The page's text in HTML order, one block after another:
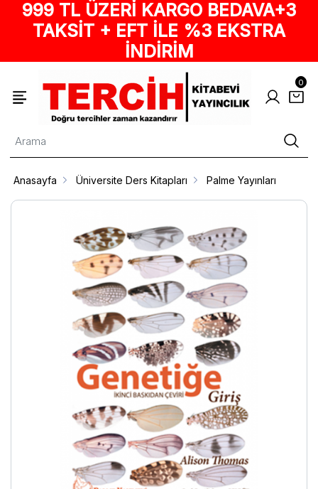
999 TL ÜZERİ KARGO BEDAVA+3
TAKSİT + EFT İLE %3 EKSTRA
İNDİRİM
0
Anasayfa Üniversite Ders Kitapları Palme Yayınları